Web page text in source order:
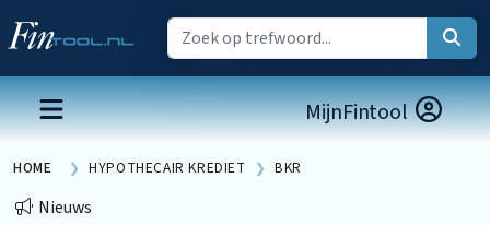
MijnFintool
HOME HYPOTHECAIR KREDIET BKR
Nieuws